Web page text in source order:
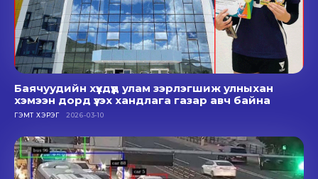
Баячуудийн хүүхдүүд улам зэрлэгшиж улныхан
хэмээн дорд үзэх хандлага газар авч байна
ГЭМТ ХЭРЭГ 2026-03-10